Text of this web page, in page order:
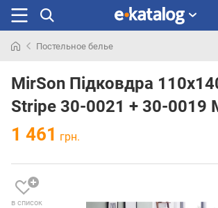
раньше
Постельное белье
MirSon Підковдра
Stripe 30-0021 + 30-0019
1 461 грн.
в список